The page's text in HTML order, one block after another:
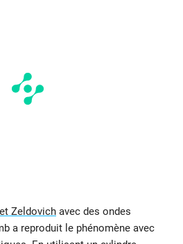
Zeldovich avec des ondes
a reproduit le phénomène avec